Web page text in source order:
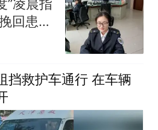
”凌晨指
回患者
挡救护车通行 在车辆